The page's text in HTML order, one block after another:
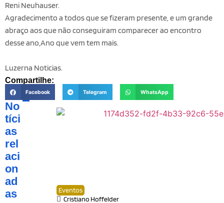
Reni Neuhauser.
Agradecimento a todos que se fizeram presente, e um grande
abraço aos que não conseguiram comparecer ao encontro
desse ano,Ano que vem tem mais.
Luzerna Noticias.
Compartilhe:
Facebook Telegram WhatsApp
No
tíci
as
rel
aci
on
ad
as
Eventos
Cristiano Hoffelder